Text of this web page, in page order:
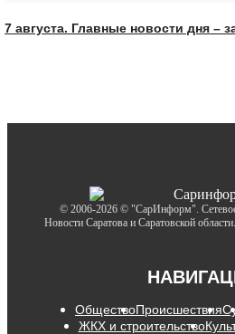
7 августа. Главные новости дня –
© 2006-2026 © "СарИнформ".
Новости Саратова и Саратовской
ОбществоПроисшествия
ЖКХ и строительство